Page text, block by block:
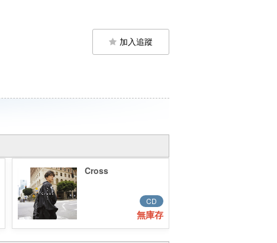
加入追蹤
Cross
CD
無庫存